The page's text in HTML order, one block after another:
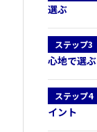
選ぶ
ステップ3
心地で選ぶ
ステップ4
イント